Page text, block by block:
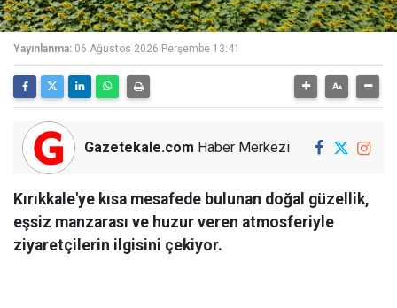
Yayınlanma: 06 Ağustos 2026 Perşembe 13:41
Gazetekale.com Haber Merkezi
Kırıkkale'ye kısa mesafede bulunan doğal güzellik,
eşsiz manzarası ve huzur veren atmosferiyle
ziyaretçilerin ilgisini çekiyor.